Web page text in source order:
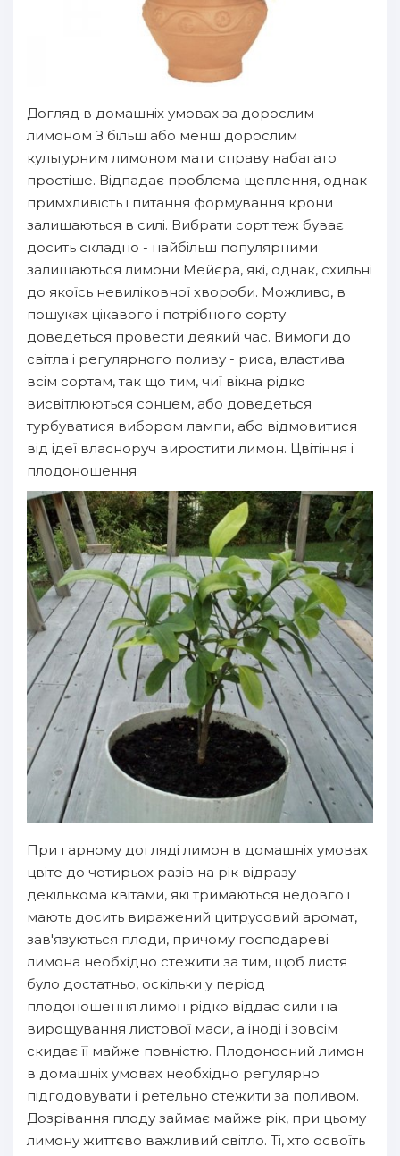
Догляд в домашніх умовах за дорослим
лимоном З більш або менш дорослим
культурним лимоном мати справу набагато
простіше. Відпадає проблема щеплення, однак
примхливість і питання формування крони
залишаються в силі. Вибрати сорт теж буває
досить складно - найбільш популярними
залишаються лимони Мейєра, які, однак, схильні
до якоїсь невиліковної хвороби. Можливо, в
пошуках цікавого і потрібного сорту
доведеться провести деякий час. Вимоги до
світла і регулярного поливу - риса, властива
всім сортам, так що тим, чиї вікна рідко
висвітлюються сонцем, або доведеться
турбуватися вибором лампи, або відмовитися
від ідеї власноруч виростити лимон. Цвітіння і
плодоношення
При гарному догляді лимон в домашніх умовах
цвіте до чотирьох разів на рік відразу
декількома квітами, які тримаються недовго і
мають досить виражений цитрусовий аромат,
зав'язуються плоди, причому господареві
лимона необхідно стежити за тим, щоб листя
було достатньо, оскільки у період
плодоношення лимон рідко віддає сили на
вирощування листової маси, а іноді і зовсім
скидає її майже повністю. Плодоносний лимон
в домашніх умовах необхідно регулярно
підгодовувати і ретельно стежити за поливом.
Дозрівання плоду займає майже рік, при цьому
лимону життєво важливий світло. Ті, хто освоїть